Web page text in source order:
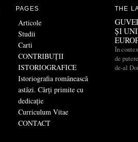
PAGES
Articole
Studii
Carti
CONTRIBUŢII
ISTORIOGRAFICE
Istoriografia românească
astăzi. Cărți primite cu
dedicație
Curriculum Vitae
CONTACT
THE
ȘI
În
de
de-al